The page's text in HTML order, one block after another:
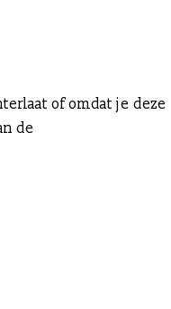
of omdat je deze
de